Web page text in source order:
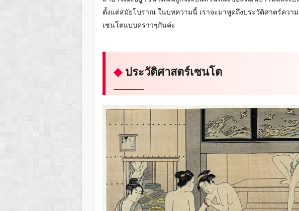
ตั้งแต่สมัยโบราณ ในบทความนี้ เราจะมาพูดถึงประวัติศาตร์ควา
เซนโตแบบคร่าวๆกันค่ะ
ประวัติศาสตร์เซนโต